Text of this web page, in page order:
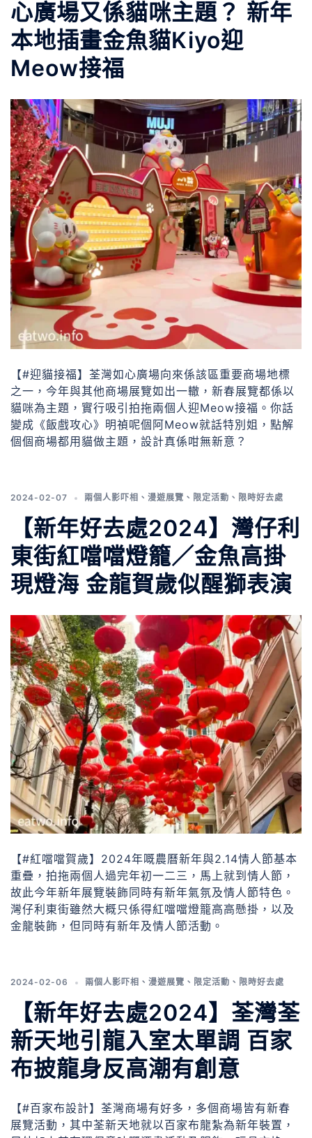
心廣場又係貓咪主題？ 新年
本地插畫金魚貓Kiyo迎
Meow接福
【#迎貓接福】荃灣如心廣場向來係該區重要商場地標
之一，今年與其他商場展覽如出一轍，新春展覽都係以
貓咪為主題，實行吸引拍拖兩個人迎Meow接福。你話
變成《飯戲攻心》明禎呢個阿Meow就話特別姐，點解
個個商場都用貓做主題，設計真係咁無新意？
2024-02-07 兩個人影吓相 、 漫遊展覽 、 限定活動 、 限時好去處
【新年好去處2024】灣仔利
東街紅噹噹燈籠／金魚高掛
現燈海 金龍賀歲似醒獅表演
【#紅噹噹賀歲】2024年嘅農曆新年與2.14情人節基本
重疊，拍拖兩個人過完年初一二三，馬上就到情人節，
故此今年新年展覽裝飾同時有新年氣氛及情人節特色。
灣仔利東街雖然大概只係得紅噹噹燈籠高高懸掛，以及
金龍裝飾，但同時有新年及情人節活動。
2024-02-06 兩個人影吓相 、 漫遊展覽 、 限定活動 、 限時好去處
【新年好去處2024】荃灣荃
新天地引龍入室太單調 百家
布披龍身反高潮有創意
【#百家布設計】荃灣商場有好多，多個商場皆有新春
展覽活動，其中荃新天地就以百家布龍紮為新年裝置，